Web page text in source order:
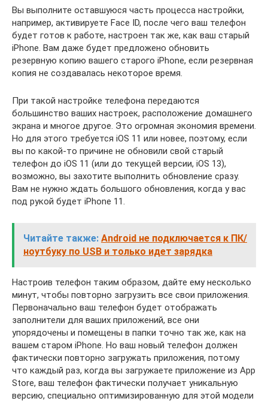
Вы выполните оставшуюся часть процесса настройки,
например, активируете Face ID, после чего ваш телефон
будет готов к работе, настроен так же, как ваш старый
iPhone. Вам даже будет предложено обновить
резервную копию вашего старого iPhone, если резервная
копия не создавалась некоторое время.
При такой настройке телефона передаются
большинство ваших настроек, расположение домашнего
экрана и многое другое. Это огромная экономия времени.
Но для этого требуется iOS 11 или новее, поэтому, если
вы по какой-то причине не обновили свой старый
телефон до iOS 11 (или до текущей версии, iOS 13),
возможно, вы захотите выполнить обновление сразу.
Вам не нужно ждать большого обновления, когда у вас
под рукой будет iPhone 11.
Читайте также: Android не подключается к ПК/
ноутбуку по USB и только идет зарядка
Настроив телефон таким образом, дайте ему несколько
минут, чтобы повторно загрузить все свои приложения.
Первоначально ваш телефон будет отображать
заполнители для ваших приложений, все они
упорядочены и помещены в папки точно так же, как на
вашем старом iPhone. Но ваш новый телефон должен
фактически повторно загружать приложения, потому
что каждый раз, когда вы загружаете приложение из App
Store, ваш телефон фактически получает уникальную
версию, специально оптимизированную для этой модели